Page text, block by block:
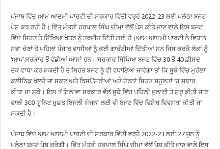
ਪੰਜਾਬ ਵਿੱਚ ਆਮ ਆਦਮੀ ਪਾਰਟੀ ਦੀ ਸਰਕਾਰ ਵਿੱਤੀ ਵਰ੍ਹੇ 2022-23 ਲਈ ਪਲੇਠਾ ਬਜਟ
ਪੇਸ਼ ਕਰ ਰਹੀ ਹੈ। ਵਿੱਤ ਮੰਤਰੀ ਹਰਪਾਲ ਸਿੰਘ ਚੀਮਾ ਵੱਲੋਂ ਪੇਸ਼ ਕੀਤੇ ਜਾਣ ਵਾਲੇ ਇਸ ਬਜਟ
ਵਿੱਚ ਸਿਹਤ ਤੇ ਸਿੱਖਿਆ ਖੇਤਰ ਨੂੰ ਤਰਜੀਹ ਦਿੱਤੀ ਗਈ ਹੈ।ਆਮ ਆਦਮੀ ਪਾਰਟੀ ਨੇ ਵਿਧਾਨ
ਸਭਾ ਚੋਣਾਂ ਤੋਂ ਪਹਿਲਾਂ ਪੰਜਾਬ ਵਾਸੀਆਂ ਨੂੰ ਕਈ ਗਾਰੰਟੀਆਂ ਦਿੱਤੀਆਂ ਸਨ ਜਿਸ ਕਰਕੇ ਲੋਕਾਂ ਨੂੰ
‘ਆਪ’ ਸਰਕਾਰ ਤੋਂ ਵੱਡੀਆਂ ਆਸਾਂ ਹਨ। ਸਰਕਾਰ ਸਿੱਖਿਆ ਬਜਟ ਵਿੱਚ 30 ਤੋਂ 40 ਫ਼ੀਸਦ
ਤਕ ਵਾਧਾ ਕਰ ਸਕਦੀ ਹੈ ਤੇ ਸਿਹਤ ਬਜਟ ਨੂੰ ਵੀ ਵਧਾਇਆ ਜਾਵੇਗਾ ਤਾਂ ਕਿ ਸੂਬੇ ਵਿੱਚ ਮੁਹੱਲਾ
ਕਲੀਨਿਕ ਖੋਲ੍ਹੇ ਜਾ ਸਕਣ ਅਤੇ ਡਿਸਪੈਂਸਰੀਆਂ ਅਤੇ ਹੋਰਨਾਂ ਸਿਹਤ ਸਹੂਲਤਾਂ ’ਚ ਸੁਧਾਰ
ਕੀਤਾ ਜਾ ਸਕੇ। ਇਸ ਤੋਂ ਇਲਾਵਾ ਸਰਕਾਰ ਵੱਲੋਂ ਸੂਬੇ ਵਿੱਚ ਪਹਿਲੀ ਜੁਲਾਈ ਤੋਂ ਸ਼ੁਰੂ ਕੀਤੀ ਜਾਣ
ਵਾਲੀ 300 ਯੂਨਿਟ ਮੁਫ਼ਤ ਬਿਜਲੀ ਯੋਜਨਾ ਲਈ ਵੀ ਬਜਟ ਵਿੱਚ ਵਿਸ਼ੇਸ਼ ਵਿਵਸਥਾ ਕੀਤੀ ਜਾ
ਸਕਦੀ ਹੈ।
ਪੰਜਾਬ ਵਿੱਚ ਆਮ ਆਦਮੀ ਪਾਰਟੀ ਦੀ ਸਰਕਾਰ ਵਿੱਤੀ ਵਰ੍ਹੇ 2022-23 ਲਈ 27 ਜੂਨ ਨੂੰ
ਪਲੇਠਾ ਬਜਟ ਪੇਸ਼ ਕਰੇਗੀ। ਵਿੱਤ ਮੰਤਰੀ ਹਰਪਾਲ ਸਿੰਘ ਚੀਮਾ ਵੱਲੋਂ ਪੇਸ਼ ਕੀਤੇ ਜਾਣ ਵਾਲੇ ਇਸ